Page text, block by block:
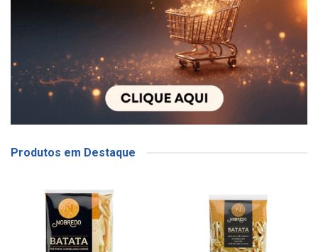
Produtos em Destaque